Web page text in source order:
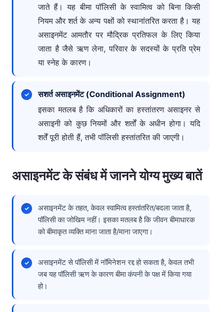
जाते हैं। यह बीमा पॉलिसी के स्वामित्व को बिना किसी
नियम और शर्त के अन्य पक्षों को स्थानांतरित करता है। यह
असाइनमेंट आमतौर पर मौद्रिक प्रतिफल के लिए किया
जाता है जैसे ऋण लेना, परिवार के सदस्यों के प्रति प्रेम
या स्नेह के कारण।
सशर्त असाइनमेंट (Conditional Assignment)
इसका मतलब है कि अधिकारों का हस्तांतरण असाइनर से
असाइनी को कुछ नियमों और शर्तों के अधीन होगा। यदि
शर्तें पूरी होती हैं, तभी पॉलिसी हस्तांतरित की जाएगी।
असाइनमेंट के संबंध में जानने योग्य मुख्य बातें
असाइनमेंट के तहत, केवल स्वामित्व हस्तांतरित/बदला जाता है,
पॉलिसी का जोखिम नहीं। इसका मतलब है कि जीवन बीमाधारक
को बीमाकृत व्यक्ति माना जाता है/माना जाएगा।
असाइनमेंट से पॉलिसी में नॉमिनेशन रद्द हो सकता है, केवल तभी
जब यह पॉलिसी ऋण के कारण बीमा कंपनी के पक्ष में किया गया
हो।